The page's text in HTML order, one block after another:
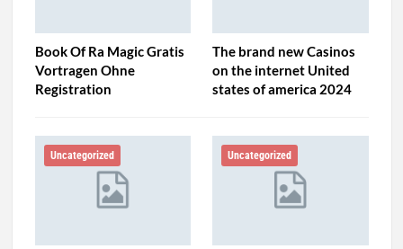
Book Of Ra Magic Gratis
Vortragen Ohne
Registration
The brand new Casinos
on the internet United
states of america 2024
Uncategorized Uncategorized